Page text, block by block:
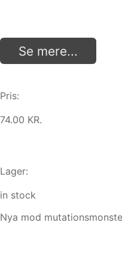
Se mere...
Pris:
74.00 KR.
Lager:
in stock
Nya mod